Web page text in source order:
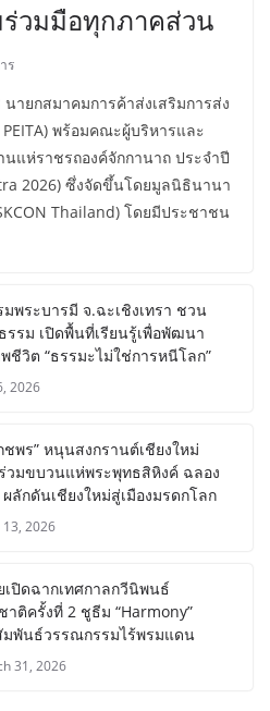
วมมือทุกภาคส่วน
ร
ายกสมาคมการค้าส่งเสริมการส่ง
พร้อมคณะผู้บริหารและ
นแห่ราชรถองค์จักกานาถ ประจำปี
2026) ซึ่งจัดขึ้นโดยมูลนิธินานา
Thailand) โดยมีประชาชน
พระบารมี จ.ฉะเชิงเทรา ชวน
รรม เปิดพื้นที่เรียนรู้เพื่อพัฒนา
ชีวิต “ธรรมะไม่ใช่การหนีโลก”
2026
ชพร” หนุนสงกรานต์เชียงใหม่
วมขบวนแห่พระพุทธสิหิงค์ ฉลอง
ลักดันเชียงใหม่สู่เมืองมรดกโลก
2026
เปิดฉากเทศกาลกวีนิพนธ์
ติครั้งที่ 2 ชูธีม “Harmony”
มพันธ์วรรณกรรมไร้พรมแดน
31, 2026